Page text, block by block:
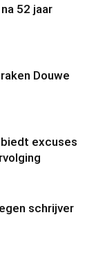
52 jaar
Douwe
excuses
schrijver